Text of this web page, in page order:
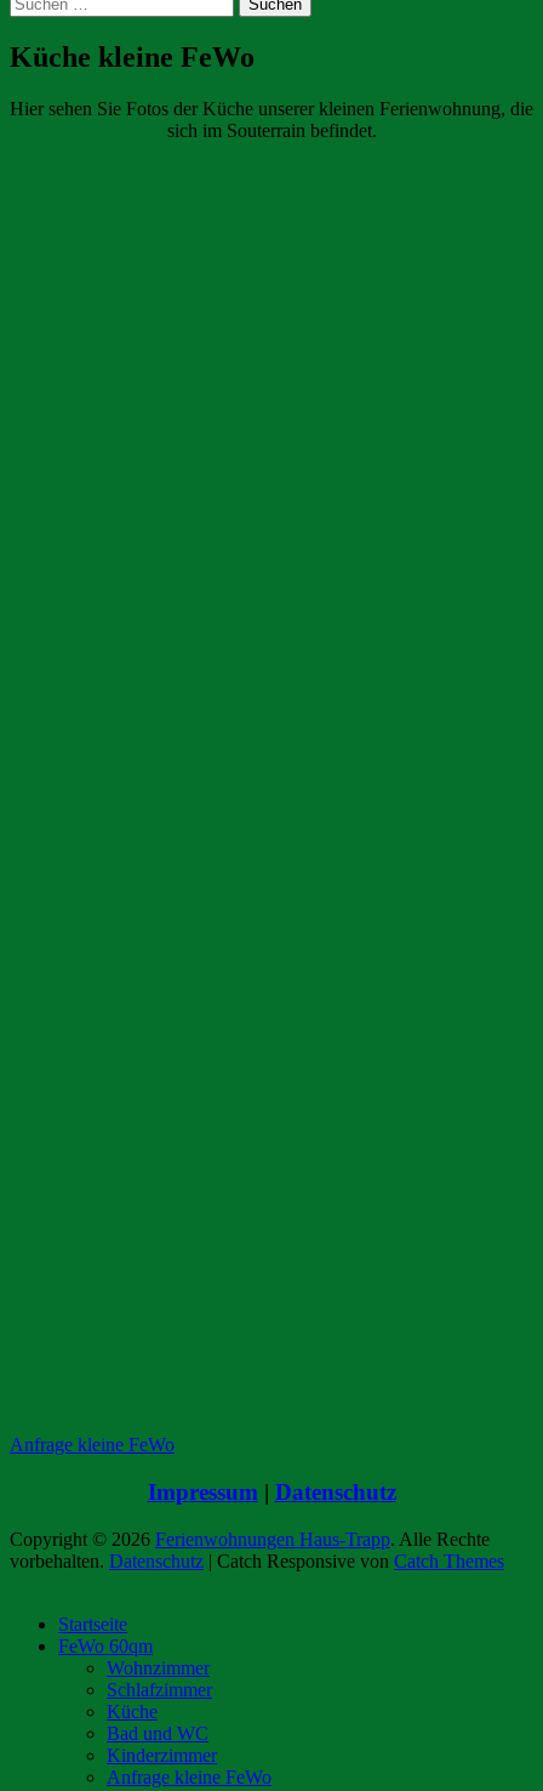
nach:
Küche kleine FeWo
Hier sehen Sie Fotos der Küche unserer kleinen Ferienwohnung, die
sich im Souterrain befindet.
Anfrage kleine FeWo
Impressum | Datenschutz
Copyright © 2026 Ferienwohnungen Haus-Trapp. Alle Rechte
vorbehalten. Datenschutz | Catch Responsive von Catch Themes
oben
scrollen
Startseite
FeWo 60qm
Wohnzimmer
Schlafzimmer
Küche
Bad und WC
Kinderzimmer
Anfrage kleine FeWo